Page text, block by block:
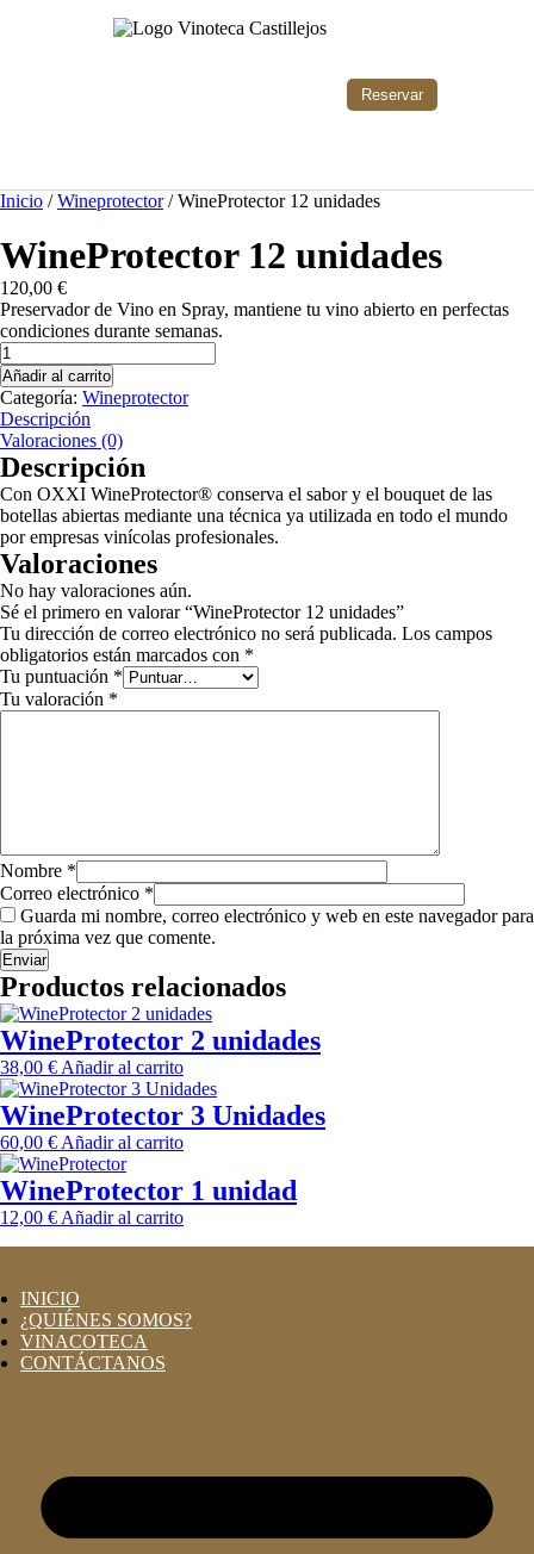
Ir
contenido
Reservar
Inicio /Wineprotector/ WineProtector 12 unidades
WineProtector 12 unidades
120,00 €
Preservador de Vino en Spray, mantiene tu vino abierto en perfectas
condiciones durante semanas.
WineProtector
12
unidades
cantidad
Añadir al carrito
Categoría: Wineprotector
Descripción
Valoraciones (0)
Descripción
Con OXXI WineProtector® conserva el sabor y el bouquet de las
botellas abiertas mediante una técnica ya utilizada en todo el mundo
por empresas vinícolas profesionales.
Valoraciones
No hay valoraciones aún.
Sé el primero en valorar “WineProtector 12 unidades”
Tu dirección de correo electrónico no será publicada. Los campos
obligatorios están marcados con *
Tu puntuación *
Tu valoración *
Nombre *
Correo electrónico *
Guarda mi nombre, correo electrónico y web en este navegador para
la próxima vez que comente.
Productos relacionados
WineProtector 2 unidades
38,00 € Añadir al carrito
WineProtector 3 Unidades
60,00 € Añadir al carrito
WineProtector 1 unidad
12,00 € Añadir al carrito
INICIO
¿QUIÉNES SOMOS?
VINACOTECA
CONTÁCTANOS